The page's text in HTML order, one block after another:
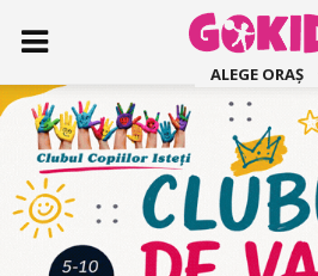
ALEGE ORAȘ